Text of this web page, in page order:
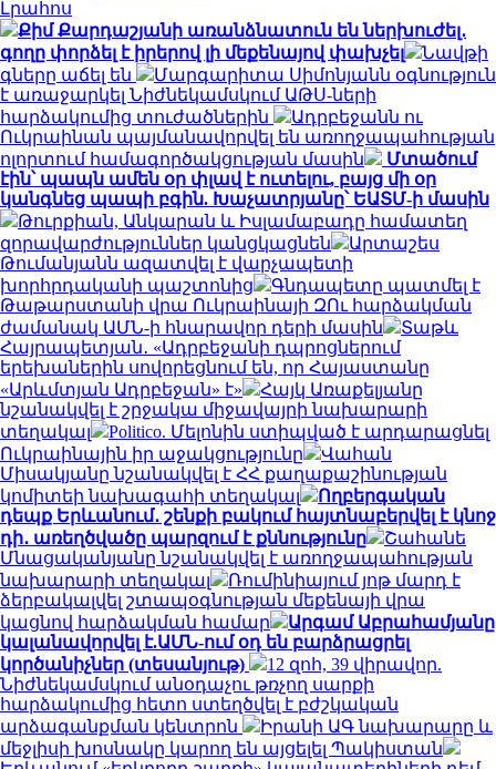
Լրահոս
Քիմ Քարդաշյանի առանձնատուն են ներխուժել․
գողը փորձել է իրերով լի մեքենայով փախչել
Նավթի
գները աճել են
Մարգարիտա Սիմոնյանն օգնություն
է առաջարկել Նիժնեկամսկում ԱԹՍ-ների
հարձակումից տուժածներին
Ադրբեջանն ու
Ուկրաինան պայմանավորվել են առողջապահության
ոլորտում համագործակցության մասին
Մտածում
էին՝ պապն ամեն օր փլավ է ուտելու, բայց մի օր
կանգնեց պապի բգին. Խաչատրյանը՝ ԵԱՏՄ-ի մասին
Թուրքիան, Անկարան և Իսլամաբադը համատեղ
զորավարժություններ կանցկացնեն
Արտաշես
Թումանյանն ազատվել է վարչապետի
խորհրդականի պաշտոնից
Գնդապետը պատմել է
Թաթարստանի վրա Ուկրաինայի ԶՈւ հարձակման
ժամանակ ԱՄՆ-ի հնարավոր դերի մասին
Տաթև
Հայրապետյան․ «Ադրբեջանի դպրոցներում
երեխաներին սովորեցնում են, որ Հայաստանը
«Արևմտյան Ադրբեջան» է»
Հայկ Առաքելյանը
նշանակվել է շրջակա միջավայրի նախարարի
տեղակալ
Politico. Մելոնին ստիպված է արդարացնել
Ուկրաինային իր աջակցությունը
Վահան
Միսակյանը նշանակվել է ՀՀ քաղաքաշինության
կոմիտեի նախագահի տեղակալ
Ողբերգական
դեպք Երևանում․ շենքի բակում հայտնաբերվել է կնոջ
դի․ առեղծվածը պարզում է քննությունը
Շահանե
Մնացականյանը նշանակվել է առողջապահության
նախարարի տեղակալ
Ռումինիայում յոթ մարդ է
ձերբակալվել շտապօգնության մեքենայի վրա
կացնով հարձակման համար
Արգամ Աբրահամյանը
կալանավորվել է.ԱՄՆ-ում օդ են բարձրացրել
կործանիչներ (տեսանյութ)
12 զոհ, 39 վիրավոր.
Նիժնեկամսկում անօդաչու թռչող սարքի
հարձակումից հետո ստեղծվել է բժշկական
արձագանքման կենտրոն
Իրանի ԱԳ նախարարը և
մեջլիսի խոսնակը կարող են այցելել Պակիստան